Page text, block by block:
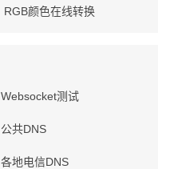
RGB颜色在线转换
Websocket测试
公共DNS
各地电信DNS